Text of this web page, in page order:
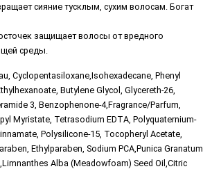
сияние тусклым, сухим волосам. Богат
защищает волосы от вредного
среды.
Cyclopentasiloxane,Isohexadecane, Phenyl
Butylene Glycol, Glycereth-26,
3, Benzophenone-4,Fragrance/Parfum,
Myristate, Tetrasodium EDTA, Polyquaternium-
Polysilicone-15, Tocopheryl Acetate,
Ethylparaben, Sodium PCA,Punica Granatum
Alba (Meadowfoam) Seed Oil,Citric